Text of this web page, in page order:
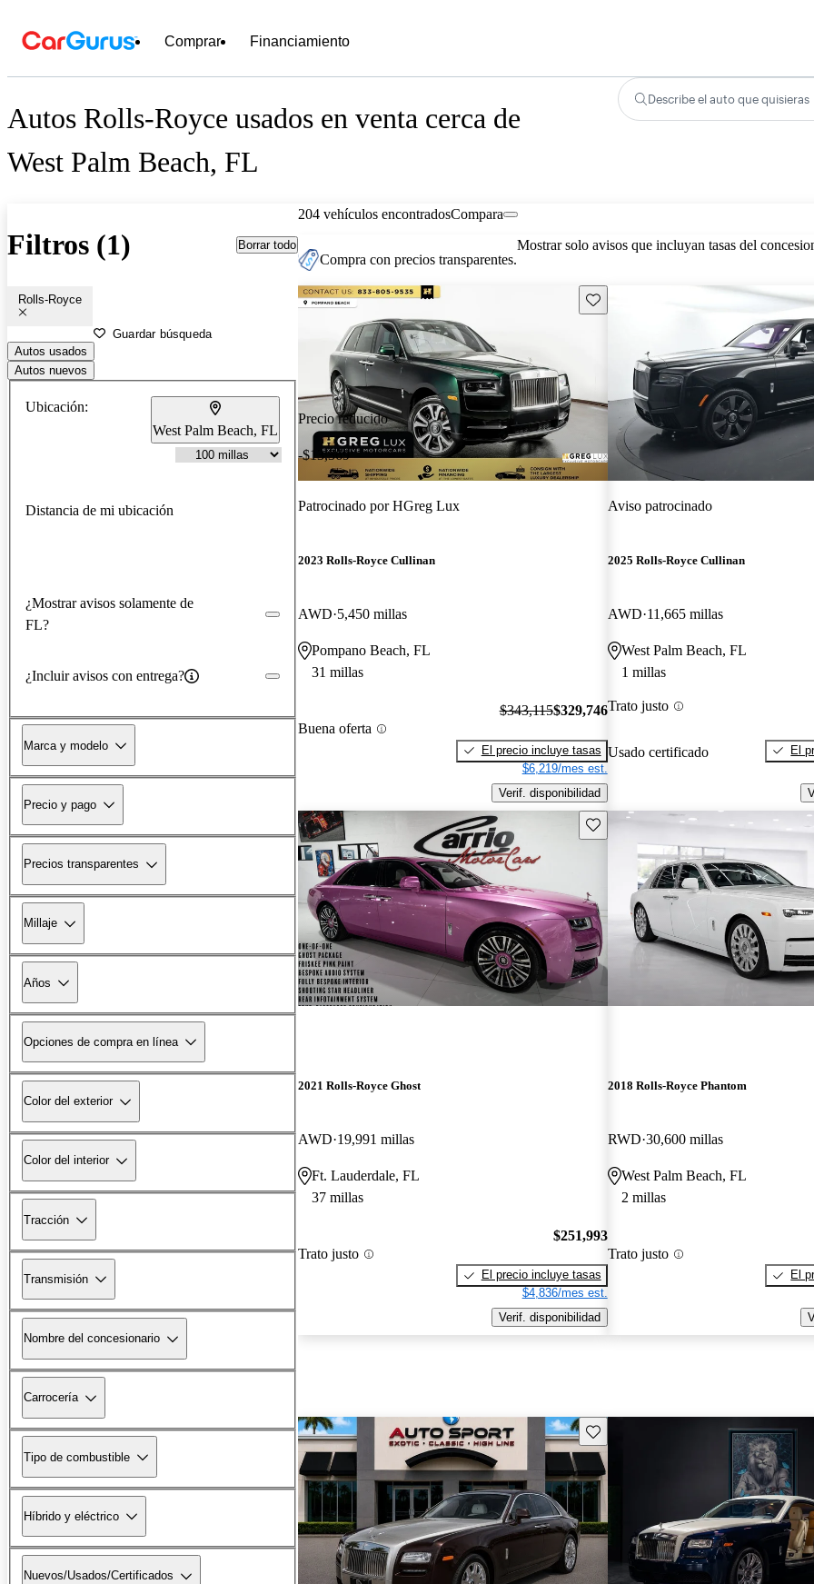
Comprar Financiamiento
Autos Rolls-Royce usados en venta cerca de
West Palm Beach, FL
Describe el auto que quisieras
Filtros (1) Borrar todo
Rolls-Royce
Guardar búsqueda
Autos usados
Autos nuevos
Ubicación:
West Palm Beach, FL
Distancia de mi ubicación
¿Mostrar avisos solamente de
FL?
¿Incluir avisos con entrega?
Marca y modelo
Precio y pago
Precios transparentes
Millaje
Años
Opciones de compra en línea
Color del exterior
Color del interior
Tracción
Transmisión
Nombre del concesionario
Carrocería
Tipo de combustible
Híbrido y eléctrico
Nuevos/Usados/Certificados
204 vehículos encontradosCompara
Compra con precios transparentes.
Mostrar solo avisos que incluyan tasas del
Precio reducido
-$13,369
Guarda este Aviso
Patrocinado porHGreg Lux
2023 Rolls-Royce Cullinan
AWD 5,450 millas
Pompano Beach, FL
31 millas
Buena oferta
$343,115$329,746
El precio incluye tasas
$6,219/mes est.
Verif. disponibilidad
Aviso patrocinado
2025 Rolls-Royce Cullinan
AWD 11,665 millas
West Palm Beach, FL
1 millas
Trato justo
Usado certificado
El
Guarda este Aviso
2021 Rolls-Royce Ghost
AWD 19,991 millas
Ft. Lauderdale, FL
37 millas
Trato justo
$251,993
El precio incluye tasas
$4,836/mes est.
Verif. disponibilidad
2018 Rolls-Royce Phantom
RWD 30,600 millas
West Palm Beach, FL
2 millas
Trato justo
El
Guarda este Aviso